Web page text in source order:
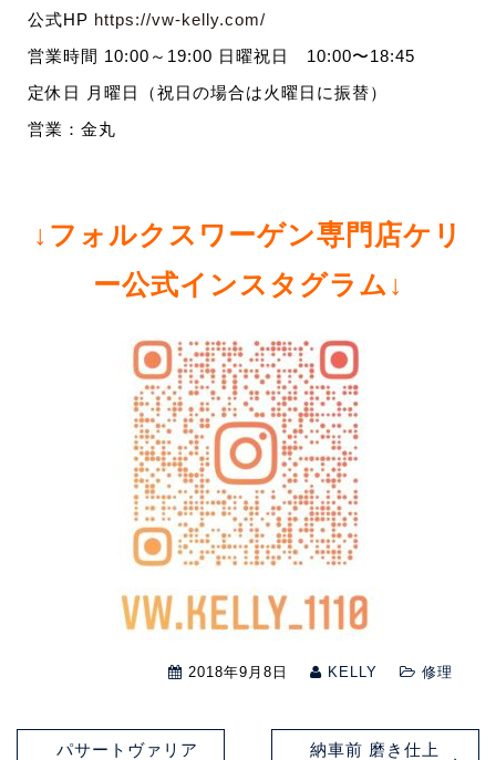
公式HP https://vw-kelly.com/
営業時間 10:00～19:00 日曜祝日 10:00〜18:45
定休日 月曜日（祝日の場合は火曜日に振替）
営業：金丸
↓フォルクスワーゲン専門店ケリ
ー公式インスタグラム↓
2018年9月8日 KELLY 修理
パサートヴァリア
納車前 磨き仕上